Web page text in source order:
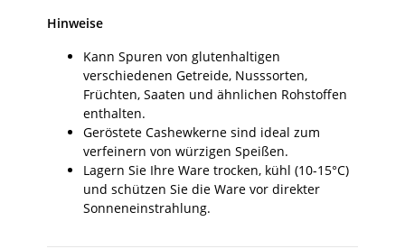
Hinweise
Kann Spuren von glutenhaltigen
verschiedenen Getreide, Nusssorten,
Früchten, Saaten und ähnlichen Rohstoffen
enthalten.
Geröstete Cashewkerne sind ideal zum
verfeinern von würzigen Speißen.
Lagern Sie Ihre Ware trocken, kühl (10-15°C)
und schützen Sie die Ware vor direkter
Sonneneinstrahlung.